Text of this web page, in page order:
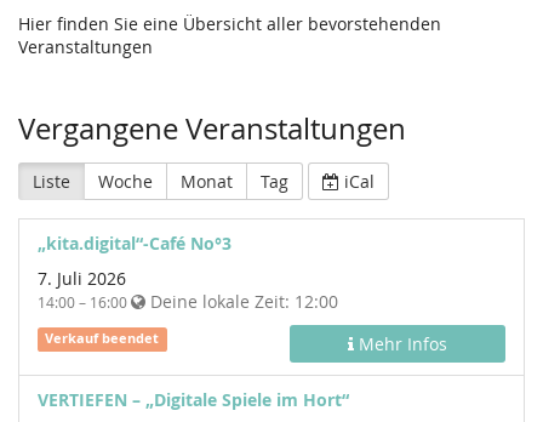
Hier finden Sie eine Übersicht aller bevorstehenden
Veranstaltungen
Vergangene Veranstaltungen
Liste Woche Monat Tag iCal
„kita.digital“-Café No°3
7. Juli 2026
14:00 – 16:00 Deine lokale Zeit: 12:00
Verkauf beendet Mehr Infos
VERTIEFEN – „Digitale Spiele im Hort“